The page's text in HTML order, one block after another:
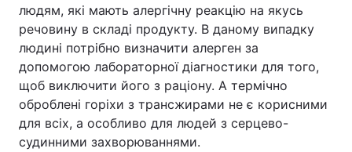
людям, які мають алергічну реакцію на якусь
речовину в складі продукту. В даному випадку
людині потрібно визначити алерген за
допомогою лабораторної діагностики для того,
щоб виключити його з раціону. А термічно
оброблені горіхи з трансжирами не є корисними
для всіх, а особливо для людей з серцево-
судинними захворюваннями.